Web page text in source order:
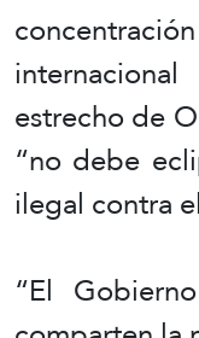
estrecho de
“no debe
ilegal contra
“El